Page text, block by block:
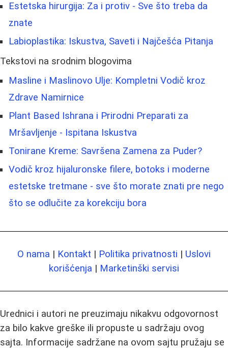
Estetska hirurgija: Za i protiv - Sve što treba da
znate
Labioplastika: Iskustva, Saveti i Najčešća Pitanja
Tekstovi na srodnim blogovima
Masline i Maslinovo Ulje: Kompletni Vodič kroz
Zdrave Namirnice
Plant Based Ishrana i Prirodni Preparati za
Mršavljenje - Ispitana Iskustva
Tonirane Kreme: Savršena Zamena za Puder?
Vodič kroz hijaluronske filere, botoks i moderne
estetske tretmane - sve što morate znati pre nego
što se odlučite za korekciju bora
O nama | Kontakt | Politika privatnosti | Uslovi
korišćenja | Marketinški servisi
Urednici i autori ne preuzimaju nikakvu odgovornost
za bilo kakve greške ili propuste u sadržaju ovog
sajta. Informacije sadržane na ovom sajtu pružaju se